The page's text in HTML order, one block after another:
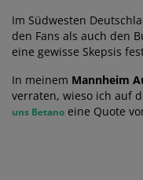
Im Südwesten
den Fans als auch den
eine gewisse Skepsis
In meinem Mannheim
verraten, wieso ich auf
uns Betano eine Quote